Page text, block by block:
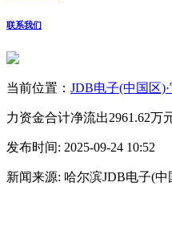
联系我们
当前位置： JDB电子(中国区
力资金合计净流出2961.62万
发布时间: 2025-09-24 10:52
新闻来源: 哈尔滨JDB电子(中